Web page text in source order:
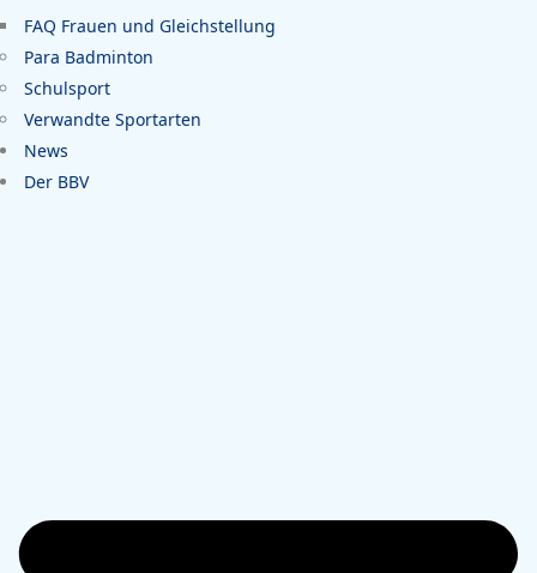
FAQ Frauen und Gleichstellung
Para Badminton
Schulsport
Verwandte Sportarten
News
Der BBV